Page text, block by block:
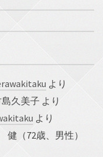
より
久美子 より
より
（72歳、男性）